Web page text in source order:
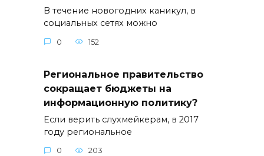
В течение новогодних каникул, в
социальных сетях можно
0 152
Региональное правительство
сокращает бюджеты на
информационную политику?
Если верить слухмейкерам, в 2017
году региональное
0 203